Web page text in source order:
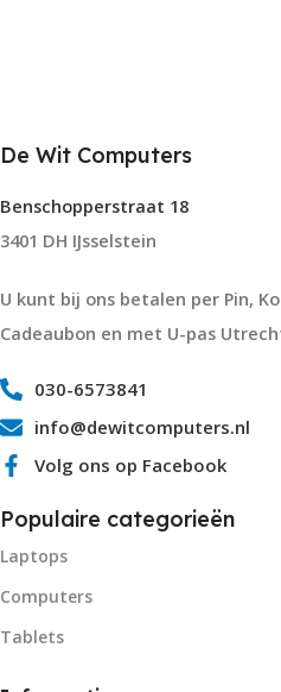
De Wit Computers
Benschopperstraat 18
3401 DH IJsselstein
U kunt bij ons betalen per Pin,
Cadeaubon en met U-pas
030-6573841
info@dewitcomputers.nl
Volg ons op Facebook
Populaire categorieën
Laptops
Computers
Tablets